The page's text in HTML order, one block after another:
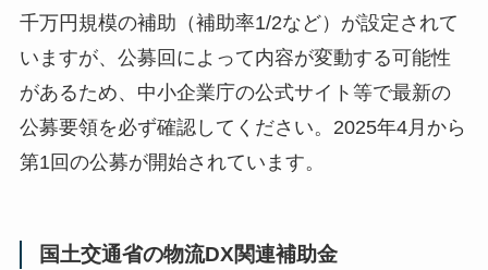
千万円規模の補助（補助率1/2など）が設定されて
いますが、公募回によって内容が変動する可能性
があるため、中小企業庁の公式サイト等で最新の
公募要領を必ず確認してください。2025年4月から
第1回の公募が開始されています。
国土交通省の物流DX関連補助金